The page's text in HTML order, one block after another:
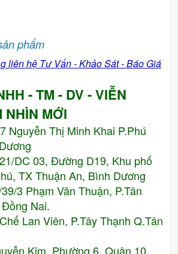
phẩm
liên hệ Tư Vấn - Khảo Sát - Báo Giá
- TM - DV - VIỄN
NHÌN MỚI
Nguyễn Thị Minh Khai P.Phú
DC 03, Đường D19, Khu phố
TX Thuận An, Bình Dương
3 Phạm Văn Thuận, P.Tân
Nai.
Lan Viên, P.Tây Thạnh Q.Tân
Kim, Phường 6, Quận 10,